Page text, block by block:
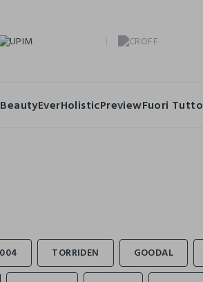
BeautyEverHolisticPreviewFuori Tutto